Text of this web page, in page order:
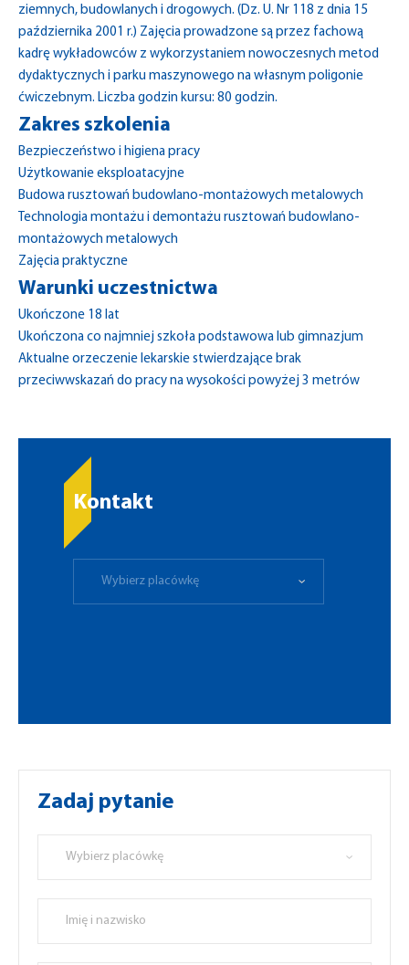
ziemnych, budowlanych i drogowych. (Dz. U. Nr 118 z dnia 15
października 2001 r.) Zajęcia prowadzone są przez fachową
kadrę wykładowców z wykorzystaniem nowoczesnych metod
dydaktycznych i parku maszynowego na własnym poligonie
ćwiczebnym. Liczba godzin kursu: 80 godzin.
Zakres szkolenia
Bezpieczeństwo i higiena pracy
Użytkowanie eksploatacyjne
Budowa rusztowań budowlano-montażowych metalowych
Technologia montażu i demontażu rusztowań budowlano-
montażowych metalowych
Zajęcia praktyczne
Warunki uczestnictwa
Ukończone 18 lat
Ukończona co najmniej szkoła podstawowa lub gimnazjum
Aktualne orzeczenie lekarskie stwierdzające brak
przeciwwskazań do pracy na wysokości powyżej 3 metrów
Kontakt
Wybierz placówkę
Zadaj pytanie
Wybierz placówkę